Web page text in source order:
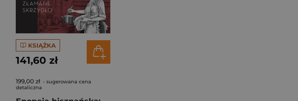
KSIĄŻKA
141,60 zł
199,00 zł - sugerowana cena
detaliczna